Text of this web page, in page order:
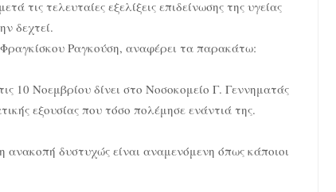
τις τελευταίες εξελίξεις επιδείνωσης της υγείας
δεχτεί.
Ραγκούση, αναφέρει τα παρακάτω:
10 Νοεμβρίου δίνει στο Νοσοκομείο Γ. Γεννηματάς
εξουσίας που τόσο πολέμησε ενάντιά της.
δυστυχώς είναι αναμενόμενη όπως κάποιοι